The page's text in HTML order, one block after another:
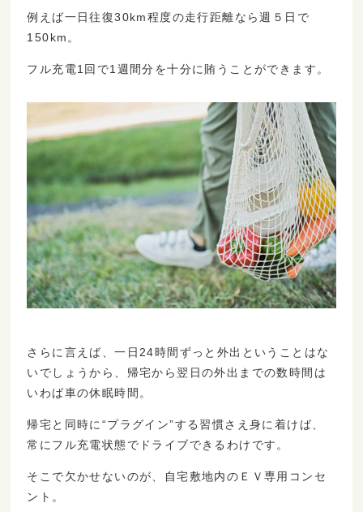
例えば一日往復30km程度の走行距離なら週５日で
150km。
フル充電1回で1週間分を十分に賄うことができます。
さらに言えば、一日24時間ずっと外出ということはな
いでしょうから、帰宅から翌日の外出までの数時間は
いわば車の休眠時間。
帰宅と同時に“プラグイン”する習慣さえ身に着けば、
常にフル充電状態でドライブできるわけです。
そこで欠かせないのが、自宅敷地内のＥＶ専用コンセ
ント。